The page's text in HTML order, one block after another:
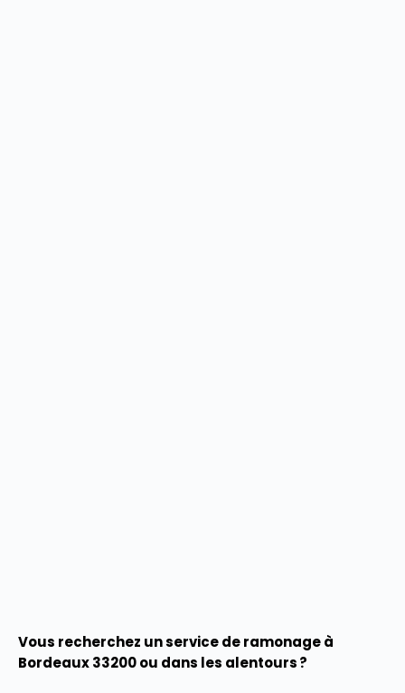
Vous recherchez un service de ramonage à
Bordeaux 33200 ou dans les alentours ?